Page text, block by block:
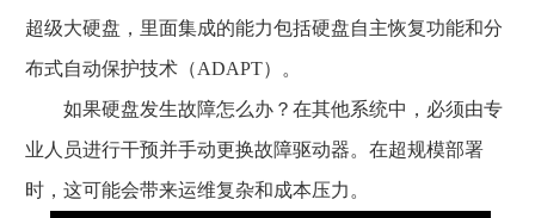
超级大硬盘，里面集成的能力包括硬盘自主恢复功能和分
布式自动保护技术（ADAPT）。
如果硬盘发生故障怎么办？在其他系统中，必须由专
业人员进行干预并手动更换故障驱动器。在超规模部署
时，这可能会带来运维复杂和成本压力。